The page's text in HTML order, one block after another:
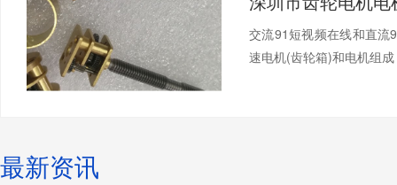
交流91短视频在线和直流
速电机(齿轮箱)和电机组成
最新资讯